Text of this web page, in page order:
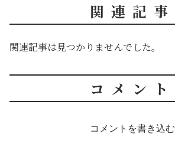
関連記事
関連記事は見つかりませんでした。
コメント
コメントを書き込む